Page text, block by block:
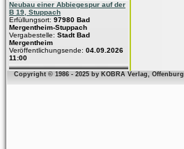
Neubau einer Abbiegespur auf der
B 19, Stuppach
Erfüllungsort: 97980 Bad
Mergentheim-Stuppach
Vergabestelle: Stadt Bad
Mergentheim
Veröffentlichungsende: 04.09.2026
11:00
Copyright © 1986 - 2025 by KOBRA Verlag, Offenburg